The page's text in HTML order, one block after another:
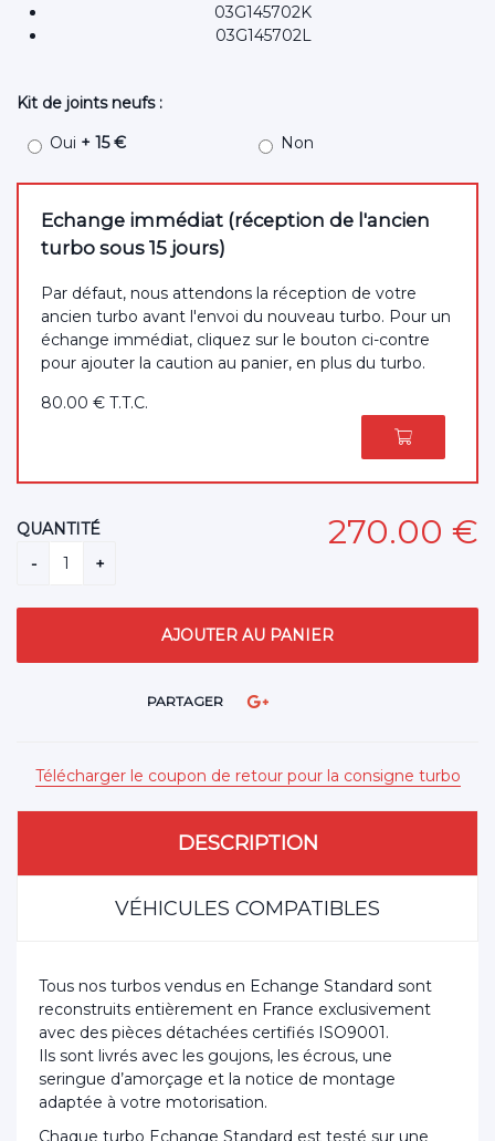
03G145702K
03G145702L
Kit de joints neufs :
Oui + 15 € Non
Echange immédiat (réception de l'ancien
turbo sous 15 jours)
Par défaut, nous attendons la réception de votre
ancien turbo avant l'envoi du nouveau turbo. Pour un
échange immédiat, cliquez sur le bouton ci-contre
pour ajouter la caution au panier, en plus du turbo.
80.00 € T.T.C.
270.00 €
QUANTITÉ
PARTAGER
Télécharger le coupon de retour pour la consigne turbo
DESCRIPTION
VÉHICULES COMPATIBLES
Tous nos turbos vendus en Echange Standard sont
reconstruits entièrement en France exclusivement
avec des pièces détachées certifiés ISO9001.
Ils sont livrés avec les goujons, les écrous, une
seringue d’amorçage et la notice de montage
adaptée à votre motorisation.